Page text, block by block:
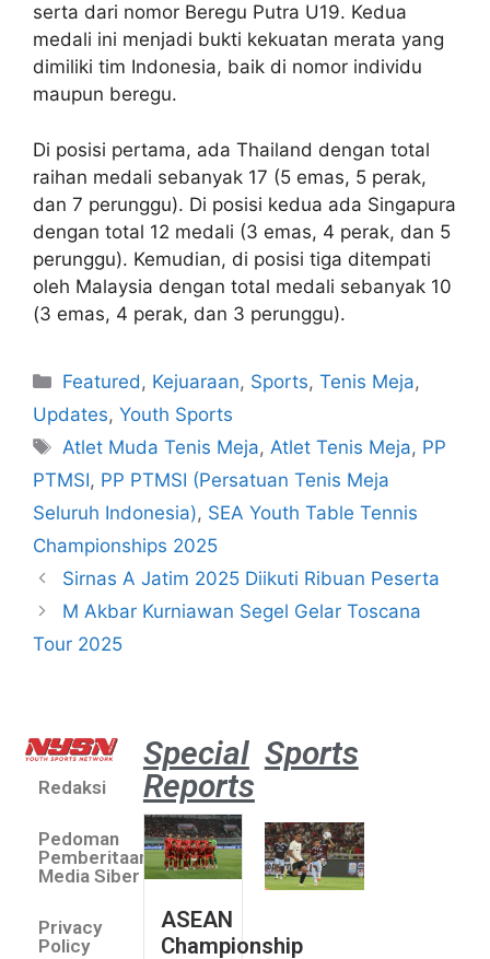
serta dari nomor Beregu Putra U19. Kedua
medali ini menjadi bukti kekuatan merata yang
dimiliki tim Indonesia, baik di nomor individu
maupun beregu.
Di posisi pertama, ada Thailand dengan total
raihan medali sebanyak 17 (5 emas, 5 perak,
dan 7 perunggu). Di posisi kedua ada Singapura
dengan total 12 medali (3 emas, 4 perak, dan 5
perunggu). Kemudian, di posisi tiga ditempati
oleh Malaysia dengan total medali sebanyak 10
(3 emas, 4 perak, dan 3 perunggu).
Featured , Kejuaraan, Sports,Tenis Meja,
Updates, Youth Sports
Atlet Muda Tenis Meja, Atlet Tenis Meja, PP
PTMSI, PP PTMSI (Persatuan Tenis Meja
Seluruh Indonesia), SEA Youth Table Tennis
Championships 2025
Sirnas A Jatim 2025 Diikuti Ribuan Peserta
M Akbar Kurniawan Segel Gelar Toscana
Tour 2025
Redaksi
Pedoman
Pemberitaan
Media Siber
Privacy
Policy
Special
Reports
ASEAN
Championship
Sports